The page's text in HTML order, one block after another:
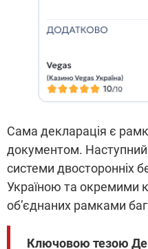
Сама декларація є
документом.
системи двосторонніх
Україною та окремими
об’єднаних рамками
Ключовою тезою